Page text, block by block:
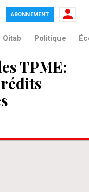
ABONNEMENT
Qitab Politique
TPME: